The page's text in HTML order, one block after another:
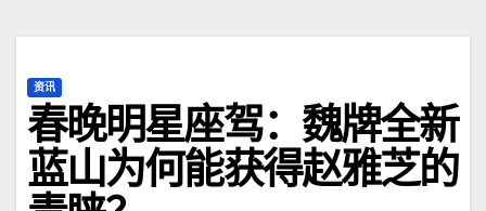
资讯
春晚明星座驾：魏牌全新
蓝山为何能获得赵雅芝的